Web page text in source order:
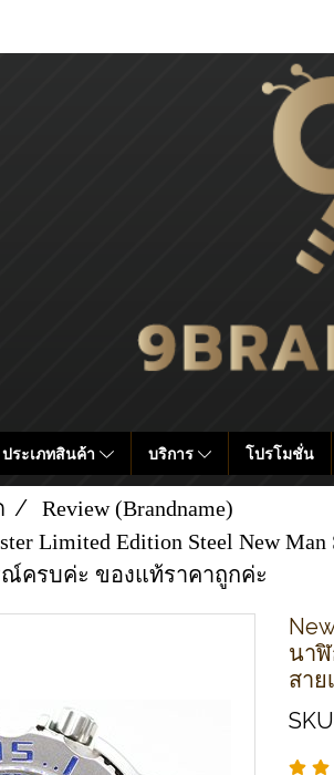
ประเภทสินค้า บริการ โปรโมชั่น
Review (Brandname)
Limited Edition Steel New
ครบค่ะ ของแท้ราคาถูกค่ะ
นา
สา